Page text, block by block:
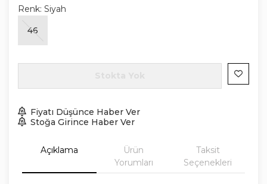
Renk: Siyah
46
Fiyatı Düşünce Haber Ver
Stoğa Girince Haber Ver
Açıklama
Ürün
Yorumları
Taksit
Seçenekleri